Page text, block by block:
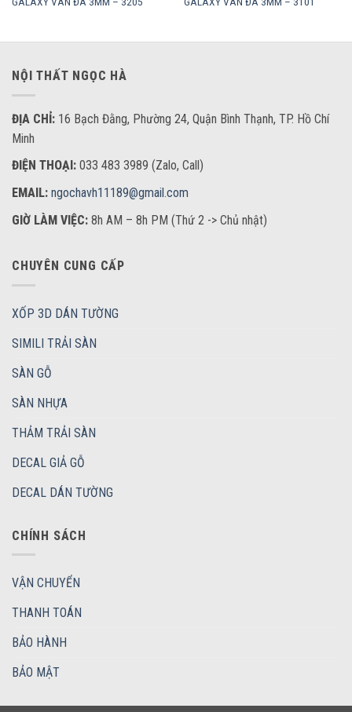
NỘI THẤT NGỌC HÀ
ĐỊA CHỈ: 16 Bạch Đằng, Phường 24, Quận Bình Thạnh, TP. Hồ Chí
Minh
ĐIỆN THOẠI: 033 483 3989 (Zalo, Call)
EMAIL: ngochavh11189@gmail.com
GIỜ LÀM VIỆC: 8h AM – 8h PM (Thứ 2 -> Chủ nhật)
CHUYÊN CUNG CẤP
XỐP 3D DÁN TƯỜNG
SIMILI TRẢI SÀN
SÀN GỖ
SÀN NHỰA
THẢM TRẢI SÀN
DECAL GIẢ GỖ
DECAL DÁN TƯỜNG
CHÍNH SÁCH
VẬN CHUYỂN
THANH TOÁN
BẢO HÀNH
BẢO MẬT